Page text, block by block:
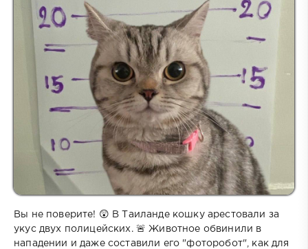
Вы не поверите! 😲 В Таиланде кошку арестовали за
укус двух полицейских. 🚨 Животное обвинили в
нападении и даже составили его "фоторобот", как для